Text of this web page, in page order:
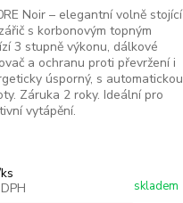
Noir – elegantní volně stojící
s korbonovým topným
3 stupně výkonu, dálkové
a ochranu proti převržení i
úsporný, s automatickou
Záruka 2 roky. Ideální pro
vytápění.
ks
skladem